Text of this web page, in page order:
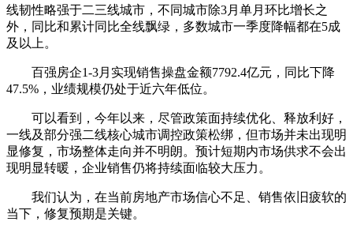
线韧性略强于二三线城市，不同城市除3月单月环比增长之
外，同比和累计同比全线飘绿，多数城市一季度降幅都在5成
及以上。
百强房企1-3月实现销售操盘金额7792.4亿元，同比下降
47.5%，业绩规模仍处于近六年低位。
可以看到，今年以来，尽管政策面持续优化、释放利好，
一线及部分强二线核心城市调控政策松绑，但市场并未出现明
显修复，市场整体走向并不明朗。预计短期内市场供求不会出
现明显转暖，企业销售仍将持续面临较大压力。
我们认为，在当前房地产市场信心不足、销售依旧疲软的
当下，修复预期是关键。